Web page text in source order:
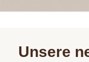
Unsere